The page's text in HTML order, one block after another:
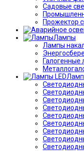
Садовые
Прожектор
Лампы
Лампы
Галогенные